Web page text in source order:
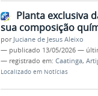
Planta exclusiva
sua composição
por Juciane de Jesus Aleixo
— publicado 13/05/2026 —
— registrado em: Caatinga,
Localizado em Notícias